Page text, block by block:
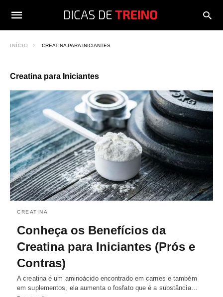
INÍCIO CREATINA PARA INICIANTES
Creatina para Iniciantes
CREATINA
Conheça os Benefícios da
Creatina para Iniciantes (Prós e
Contras)
A creatina é um aminoácido encontrado em carnes e também
em suplementos, ela aumenta o fosfato que é a substância…